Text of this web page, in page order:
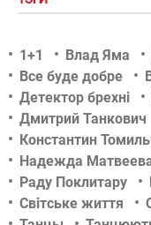
1+1 Влад Яма
Все буде добре
Детектор брехні
Дмитрий Танкович
Константин
Надежда
Раду Поклитару
Світське життя